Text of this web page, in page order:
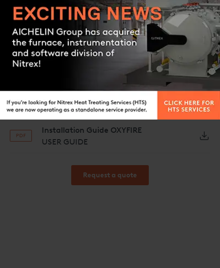
BROCHURE
パンフレット Oxyfire
BROCHURE
USER GUIDE
Installation Guide OXYFIRE
USER GUIDE
Request a quote
Contact us